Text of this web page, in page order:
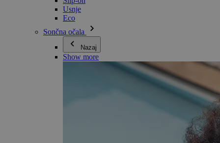
Usnje
Eco
Sončna očala
Nazaj
Show more